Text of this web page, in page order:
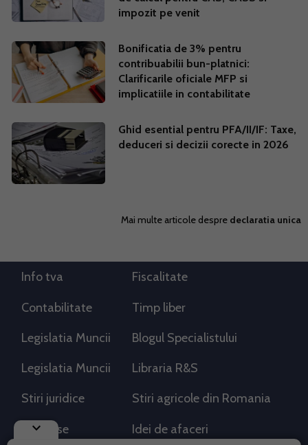
impozit pe venit
Bonificatia de 3% pentru
contribuabilii bun-platnici:
Clarificarile oficiale MFP si
implicatiile in contabilitate
Ghid esential pentru PFA/II/IF: Taxe,
deduceri si decizii corecte in 2026
Mai multe articole despre declaratia unica
keyboard_arrow_down
Info tva Fiscalitate
Contabilitate Timp liber
Legislatia Muncii Blogul Specialistului
Legislatia Muncii Libraria R&S
Stiri juridice Stiri agricole din Romania
AdSense Idei de afaceri